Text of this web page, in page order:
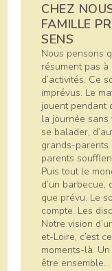
CHEZ
FAMILLE
SENS
Nous pensons
résument pas
d’activités. Ce
imprévus. Le
jouent pendant
la journée sans
se balader,
grands-parents
parents
Puis tout le
d’un barbecue,
que prévu. Le
compte. Les
Notre vision
et-Loire, c’est
moments-là.
être